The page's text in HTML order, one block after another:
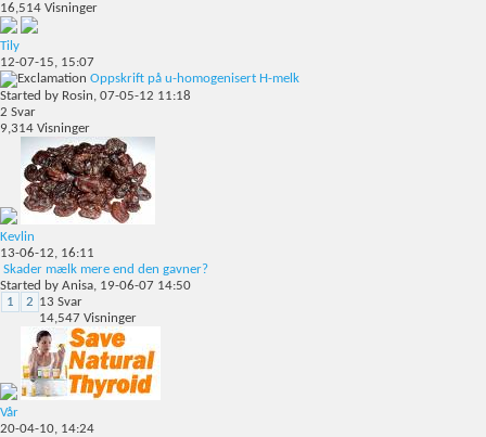
16,514 Visninger
Tily
12-07-15, 15:07
Oppskrift på u-homogenisert H-melk
Started by Rosin, 07-05-12 11:18
2 Svar
9,314 Visninger
Kevlin
13-06-12, 16:11
Skader mælk mere end den gavner?
Started by Anisa, 19-06-07 14:50
1
2 13 Svar
14,547 Visninger
Vår
20-04-10, 14:24